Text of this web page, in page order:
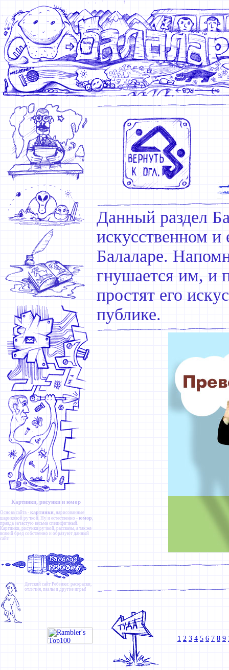
Картинки, рисунки и юмор
Основа сайта - картинки , нарисованные
шариковой ручкой. Ну и естественно - юмор ,
правда зачастую весьма специфичный.
Картинки, рисунки ручкой, рассказы, а так же
всякий бред собственно и образуют данный
сайт.
Детский сайт Ребзики: раскраски,
отличия, пазлы и другие игры!
Данный раздел
искусственном и
Балаларе.
гнушается им, и
простят его
публике.
1 2 3 4 5 6 7 8 9